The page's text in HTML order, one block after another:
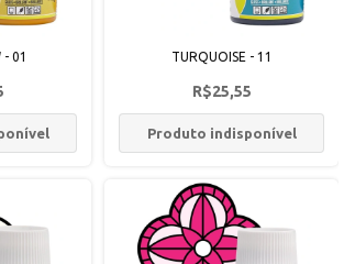
- 01 TURQUOISE - 11
R$25,55
Produto indisponível